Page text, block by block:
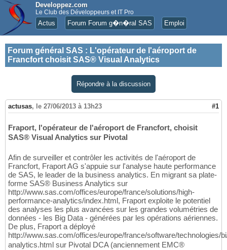
Developpez.com
Le Club des Développeurs et IT Pro
Actus Forum Forum g�n�ral SAS Emploi
Forum général SAS : L'opérateur de l'aéroport de
Francfort choisit SAS® Visual Analytics
Répondre à la discussion
actusas, le 27/06/2013 à 13h23 #1
Fraport, l'opérateur de l'aéroport de Francfort, choisit
SAS® Visual Analytics sur Pivotal
Afin de surveiller et contrôler les activités de l'aéroport de
Francfort, Fraport AG s'appuie sur l'analyse haute performance
de SAS, le leader de la business analytics. En migrant sa plate-
forme SAS® Business Analytics sur
http://www.sas.com/offices/europe/france/solutions/high-
performance-analytics/index.html, Fraport exploite le potentiel
des analyses les plus avancées sur les grandes volumétries de
données - les Big Data - générées par les opérations aériennes.
De plus, Fraport a déployé
http://www.sas.com/offices/europe/france/software/technologies/
analytics.html sur Pivotal DCA (anciennement EMC®